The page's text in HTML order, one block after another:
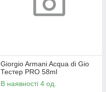
Giorgio Armani Acqua di Gio
Тестер PRO 58ml
В наявності 4 од.